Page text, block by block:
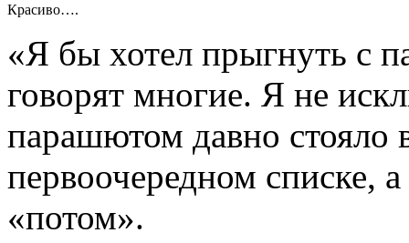
Красиво….
«Я бы хотел прыгнуть с
говорят многие. Я не
парашютом давно стояло
первоочередном списке,
«потом».